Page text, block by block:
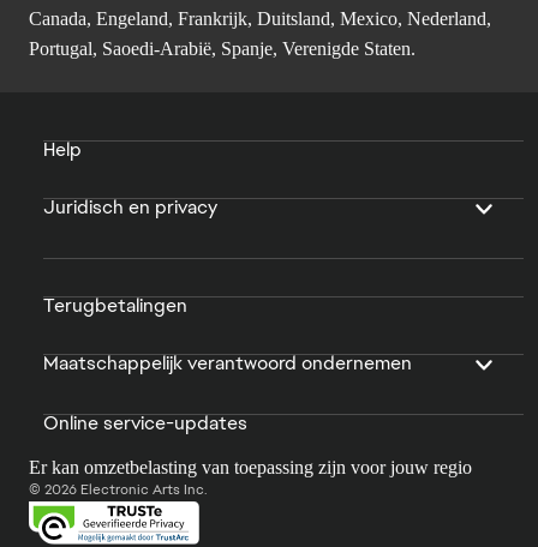
Canada, Engeland, Frankrijk, Duitsland, Mexico, Nederland,
Portugal, Saoedi-Arabië, Spanje, Verenigde Staten.
Help
Juridisch en privacy
Terugbetalingen
Maatschappelijk verantwoord ondernemen
Online service-updates
Er kan omzetbelasting van toepassing zijn voor jouw regio
© 2026 Electronic Arts Inc.